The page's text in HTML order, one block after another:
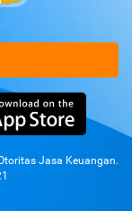
Jasa Keuangan.